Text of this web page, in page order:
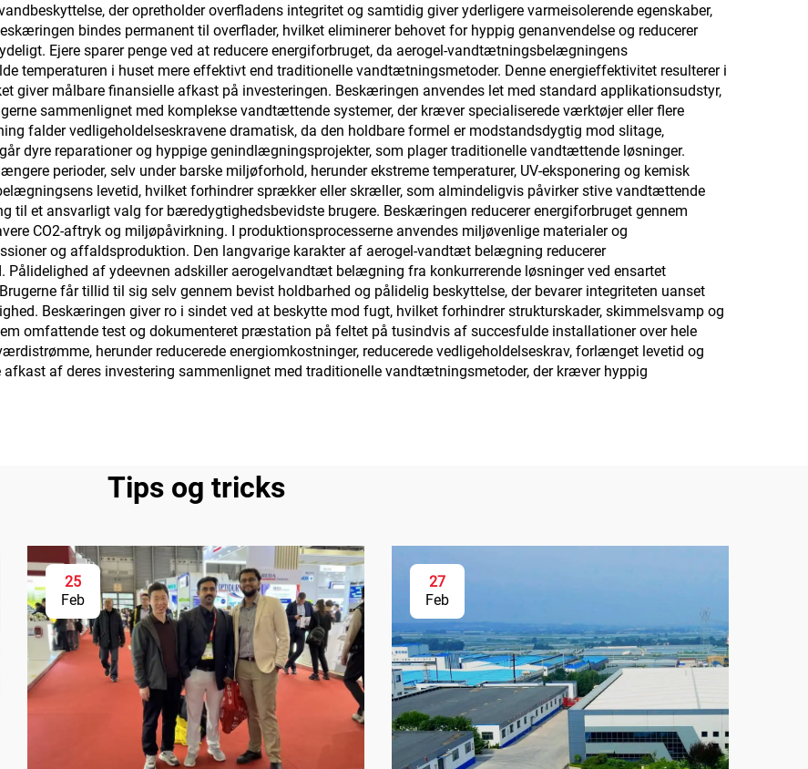
chokolade, bagværk og
krydderier
der opretholder overfladens integritet og samtidig giver yderligere varmeisolerende egenskaber,
bindes permanent til overflader, hvilket eliminerer behovet for hyppig genanvendelse og reducerer
Ejere sparer penge ved at reducere energiforbruget, da aerogel-vandtætningsbelægningens
temperaturen i huset mere effektivt end traditionelle vandtætningsmetoder. Denne energieffektivitet resulterer i
giver målbare finansielle afkast på investeringen. Beskæringen anvendes let med standard applikationsudstyr,
sammenlignet med komplekse vandtættende systemer, der kræver specialiserede værktøjer eller flere
falder vedligeholdelseskravene dramatisk, da den holdbare formel er modstandsdygtig mod slitage,
dyre reparationer og hyppige genindlægningsprojekter, som plager traditionelle vandtættende løsninger.
perioder, selv under barske miljøforhold, herunder ekstreme temperaturer, UV-eksponering og kemisk
levetid, hvilket forhindrer sprækker eller skræller, som almindeligvis påvirker stive vandtættende
et ansvarligt valg for bæredygtighedsbevidste brugere. Beskæringen reducerer energiforbruget gennem
CO2-aftryk og miljøpåvirkning. I produktionsprocesserne anvendes miljøvenlige materialer og
og affaldsproduktion. Den langvarige karakter af aerogel-vandtæt belægning reducerer
Pålidelighed af ydeevnen adskiller aerogelvandtæt belægning fra konkurrerende løsninger ved ensartet
får tillid til sig selv gennem bevist holdbarhed og pålidelig beskyttelse, der bevarer integriteten uanset
Beskæringen giver ro i sindet ved at beskytte mod fugt, hvilket forhindrer strukturskader, skimmelsvamp og
omfattende test og dokumenteret præstation på feltet på tusindvis af succesfulde installationer over hele
herunder reducerede energiomkostninger, reducerede vedligeholdelseskrav, forlænget levetid og
afkast af deres investering sammenlignet med traditionelle vandtætningsmetoder, der kræver hyppig
Tips og tricks
25
Feb
27
Feb